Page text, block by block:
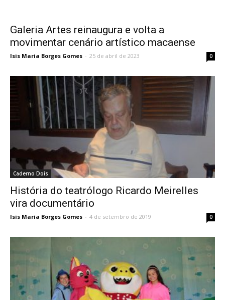
Galeria Artes reinaugura e volta a
movimentar cenário artístico macaense
Isis Maria Borges Gomes - 25 de abril de 2023 0
Caderno Dois
História do teatrólogo Ricardo Meirelles
vira documentário
Isis Maria Borges Gomes - 4 de setembro de 2019 0